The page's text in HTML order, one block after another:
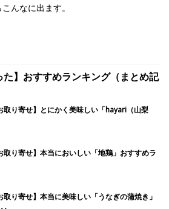
んなに出ます。
た】おすすめランキング（まとめ記
取り寄せ】とにかく美味しい「hayari（山梨
取り寄せ】本当においしい「地鶏」おすすめラ
取り寄せ】本当に美味しい「うなぎの蒲焼き」